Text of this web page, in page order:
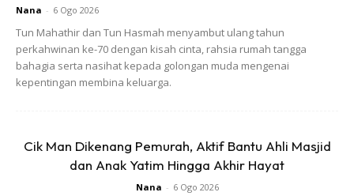
melainkan melihat rasa bangga pada raut wajah ibu
bapanya yang hadir di konsert tersebut.
Nana - 6 Ogo 2026
Tun Mahathir dan Tun Hasmah menyambut ulang tahun
perkahwinan ke-70 dengan kisah cinta, rahsia rumah tangga
bahagia serta nasihat kepada golongan muda mengenai
kepentingan membina keluarga.
Cik Man Dikenang Pemurah, Aktif Bantu Ahli Masjid
dan Anak Yatim Hingga Akhir Hayat
Nana - 6 Ogo 2026